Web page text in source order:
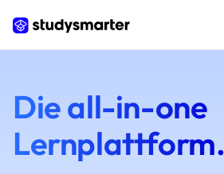
Die all-in-one
Lernplattform.